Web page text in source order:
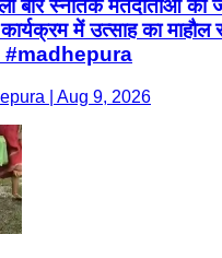
बार स्नातक मतदाताओं की
में उत्साह का माहौल
| Aug 9, 2026